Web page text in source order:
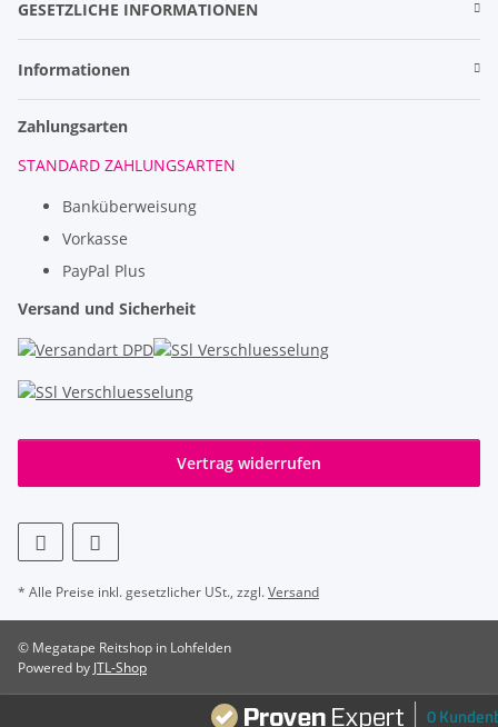
0
GESETZLICHE INFORMATIONEN
Informationen
Zahlungsarten
STANDARD ZAHLUNGSARTEN
Banküberweisung
Vorkasse
PayPal Plus
Versand und Sicherheit
Vertrag widerrufen
* Alle Preise inkl. gesetzlicher USt., zzgl.Versand
© Megatape Reitshop in Lohfelden
Powered by JTL-Shop